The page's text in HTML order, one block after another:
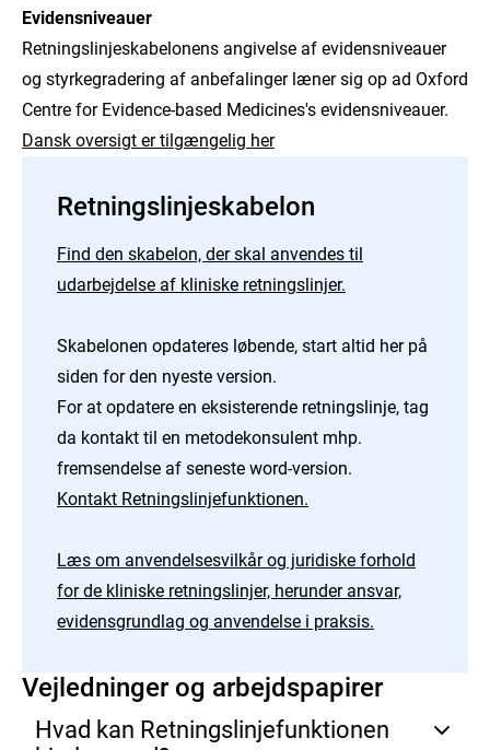
Evidensniveauer
Retningslinjeskabelonens angivelse af evidensniveauer
og styrkegradering af anbefalinger læner sig op ad Oxford
Centre for Evidence-based Medicines's evidensniveauer.
Dansk oversigt er tilgængelig her
Retningslinjeskabelon
Find den skabelon, der skal anvendes til
udarbejdelse af kliniske retningslinjer.
Skabelonen opdateres løbende, start altid her på
siden for den nyeste version.
For at opdatere en eksisterende retningslinje, tag
da kontakt til en metodekonsulent mhp.
fremsendelse af seneste word-version.
Kontakt Retningslinjefunktionen.
Læs om anvendelsesvilkår og juridiske forhold
for de kliniske retningslinjer, herunder ansvar,
evidensgrundlag og anvendelse i praksis.
Vejledninger og arbejdspapirer
Hvad kan Retningslinjefunktionen